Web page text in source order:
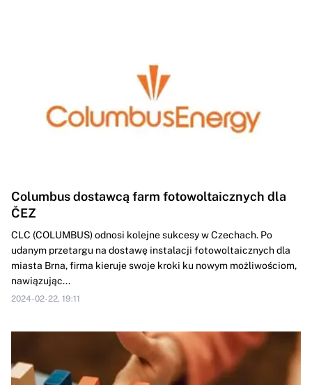
Columbus dostawcą farm fotowoltaicznych dla
ČEZ
CLC (COLUMBUS) odnosi kolejne sukcesy w Czechach. Po
udanym przetargu na dostawę instalacji fotowoltaicznych dla
miasta Brna, firma kieruje swoje kroki ku nowym możliwościom,
nawiązując...
2024-02-22, 19:11